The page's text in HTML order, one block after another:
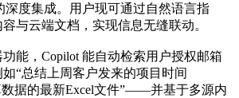
深度集成。用户现可通过自然语言指
与云端文档，实现信息无缝联动。
能，Copilot 能自动检索用户授权邮箱
“总结上周客户发来的项目时间
数据的最新Excel文件”——并基于多源内